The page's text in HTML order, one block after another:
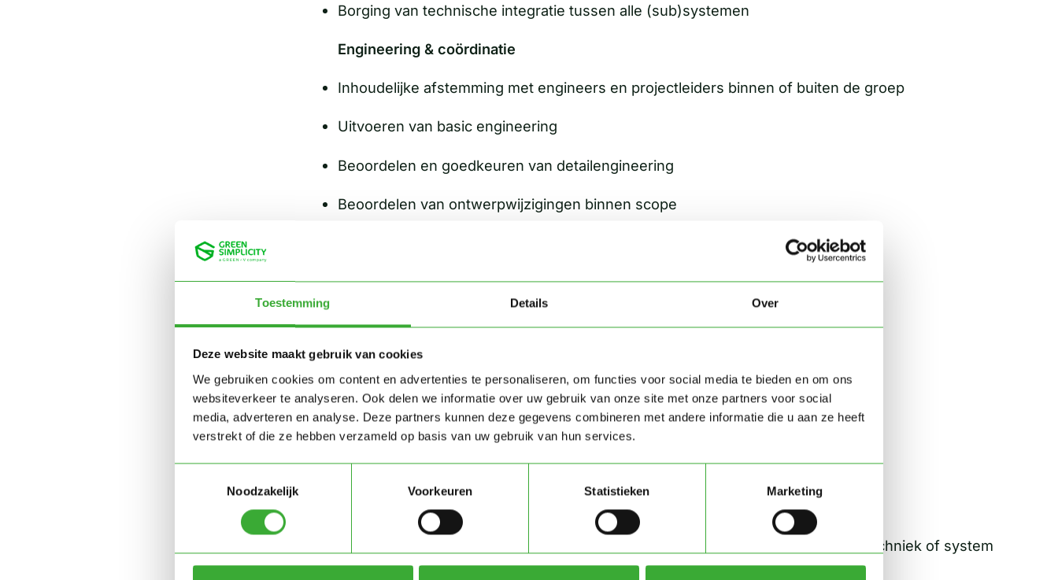
Toestemming Details Over
Deze website maakt gebruik van cookies
We gebruiken cookies om content en advertenties te personaliseren, om functies voor social media te bieden en om ons
websiteverkeer te analyseren. Ook delen we informatie over uw gebruik van onze site met onze partners voor social
media, adverteren en analyse. Deze partners kunnen deze gegevens combineren met andere informatie die u aan ze heeft
verstrekt of die ze hebben verzameld op basis van uw gebruik van hun services.
Noodzakelijk
Voorkeuren Statistieken Marketing
Borging van technische integratie tussen alle (sub)systemen
Engineering & coördinatie
Inhoudelijke afstemming met engineers en projectleiders binnen of buiten de groep
Uitvoeren van basic engineering
Beoordelen en goedkeuren van detailengineering
Beoordelen van ontwerpwijzigingen binnen scope
Technisch aanspreekpunt richting hoofdaannemer
Ondersteuning bij realisatie, installatie en opstart
Verifiëren van systeemperformance tijdens en na commissioning
Projectleider en aanspreekpunt voor de klant eigen Green Simplicity projecten
Wat breng jij mee?
HBO/WO werk- en denkniveau (werktuigbouwkunde, klimaattechniek, elektrotechniek of system
engineering)